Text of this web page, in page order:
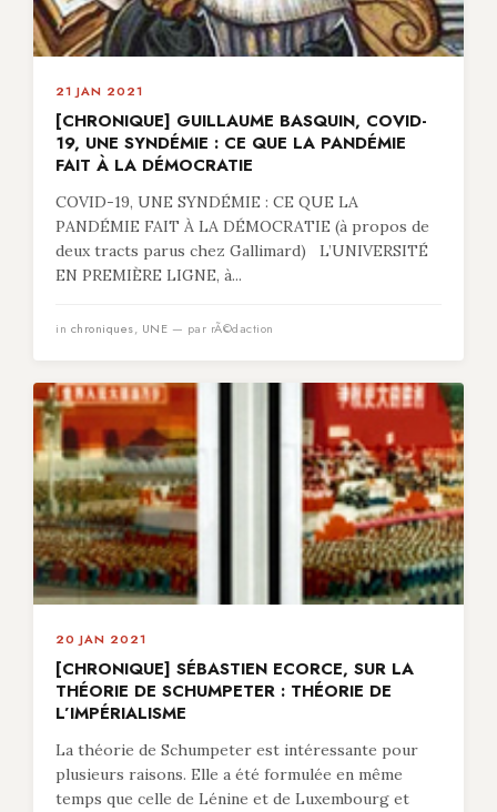
21 JAN 2021
[CHRONIQUE] GUILLAUME BASQUIN, COVID-
19, UNE SYNDÉMIE : CE QUE LA PANDÉMIE
FAIT À LA DÉMOCRATIE
COVID-19, UNE SYNDÉMIE : CE QUE LA
PANDÉMIE FAIT À LA DÉMOCRATIE (à propos de
deux tracts parus chez Gallimard) L’UNIVERSITÉ
EN PREMIÈRE LIGNE, à...
in chroniques, UNE — par rÃ©daction
20 JAN 2021
[CHRONIQUE] SÉBASTIEN ECORCE, SUR LA
THÉORIE DE SCHUMPETER : THÉORIE DE
L’IMPÉRIALISME
La théorie de Schumpeter est intéressante pour
plusieurs raisons. Elle a été formulée en même
temps que celle de Lénine et de Luxembourg et